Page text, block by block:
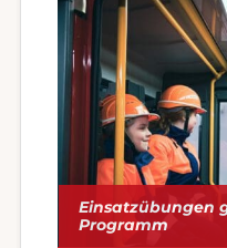
Einsatzübungen
Programm